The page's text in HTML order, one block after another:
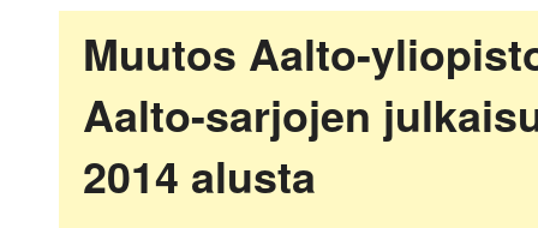
Muutos Aalto-
Aalto-sarjojen
2014 alusta